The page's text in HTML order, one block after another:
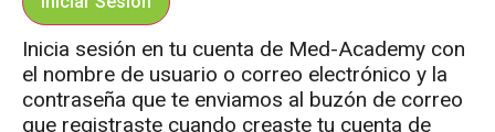
Inicia sesión en tu cuenta de Med-Academy con
el nombre de usuario o correo electrónico y la
contraseña que te enviamos al buzón de correo
que registraste cuando creaste tu cuenta de